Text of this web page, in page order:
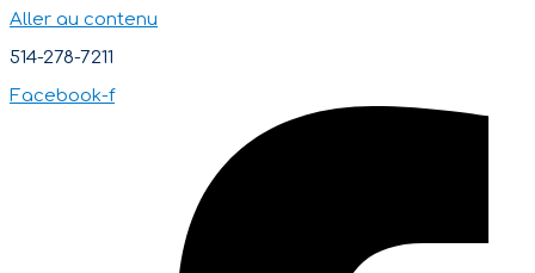
Aller au contenu
514-278-7211
Facebook-f